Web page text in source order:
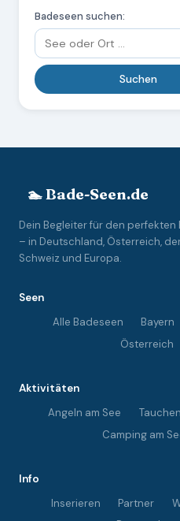
Badeseen suchen:
🏊 Bade-Seen.de
Dein Begleiter für den perfekten
– in Deutschland, Österreich,
Schweiz und Europa.
Seen
Alle Badeseen
Bayern
Österreich
Aktivitäten
Angeln am See
Camping am
Info
Inserieren
Partner